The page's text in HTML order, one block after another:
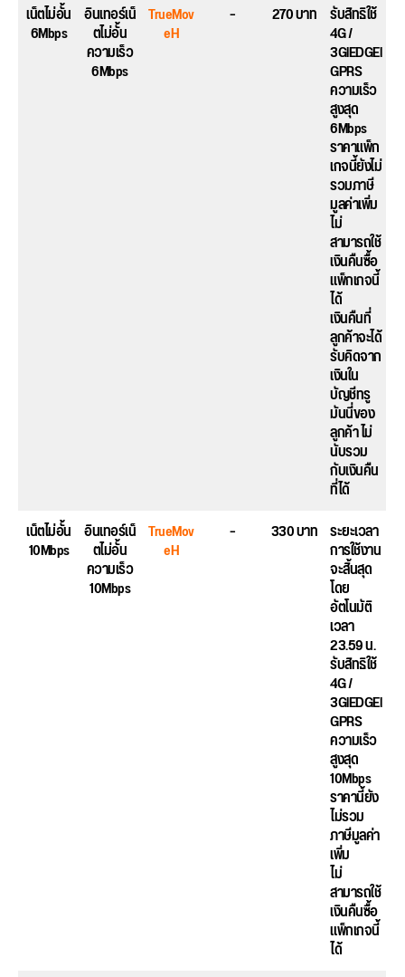
เน็ตไม่อั้น
6Mbps
อินเทอร์เน็
ตไม่อั้น
ความเร็ว
6Mbps
TrueMov
eH
– 270 บาท รับสิทธิใช้
4G /
3GlEDGEl
GPRS
ความเร็ว
สูงสุด
6Mbps
ราคาแพ็ก
เกจนี้ยังไม่
รวมภาษี
มูลค่าเพิ่ม
ไม่
สามารถใช้
เงินคืนซื้อ
แพ็กเกจนี้
ได้
เงินคืนที่
ลูกค้าจะได้
รับคิดจาก
เงินใน
บัญชีทรู
มันนี่ของ
ลูกค้า ไม่
นับรวม
กับเงินคืน
ที่ได้
เน็ตไม่อั้น
10Mbps
อินเทอร์เน็
ตไม่อั้น
ความเร็ว
10Mbps
TrueMov
eH
– 330 บาท ระยะเวลา
การใช้งาน
จะสิ้นสุด
โดย
อัตโนมัติ
เวลา
23.59 น.
รับสิทธิใช้
4G /
3GlEDGEl
GPRS
ความเร็ว
สูงสุด
10Mbps
ราคานี้ยัง
ไม่รวม
ภาษีมูลค่า
เพิ่ม
ไม่
สามารถใช้
เงินคืนซื้อ
แพ็กเกจนี้
ได้